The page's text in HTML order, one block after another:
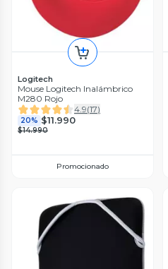
Logitech
Mouse Logitech Inalámbrico
M280 Rojo
4.9(17)
20% $11.990
$14.990
Promocionado